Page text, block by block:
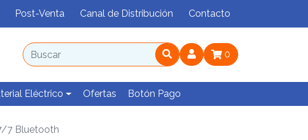
Post-Venta Canal de Distribución Contacto
0
Eléctrico Ofertas Botón Pago
7 Bluetooth